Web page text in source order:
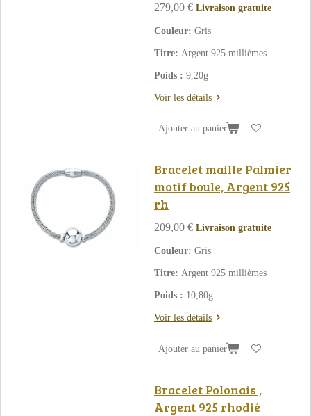
279,00 € Livraison gratuite
Couleur: Gris
Titre: Argent 925 millièmes
Poids : 9,20g
Voir les détails
Ajouter au panier
Bracelet maille Palmier
motif boule, Argent 925
rh
209,00 € Livraison gratuite
Couleur: Gris
Titre: Argent 925 millièmes
Poids : 10,80g
Voir les détails
Ajouter au panier
Bracelet Polonais ,
Argent 925 rhodié